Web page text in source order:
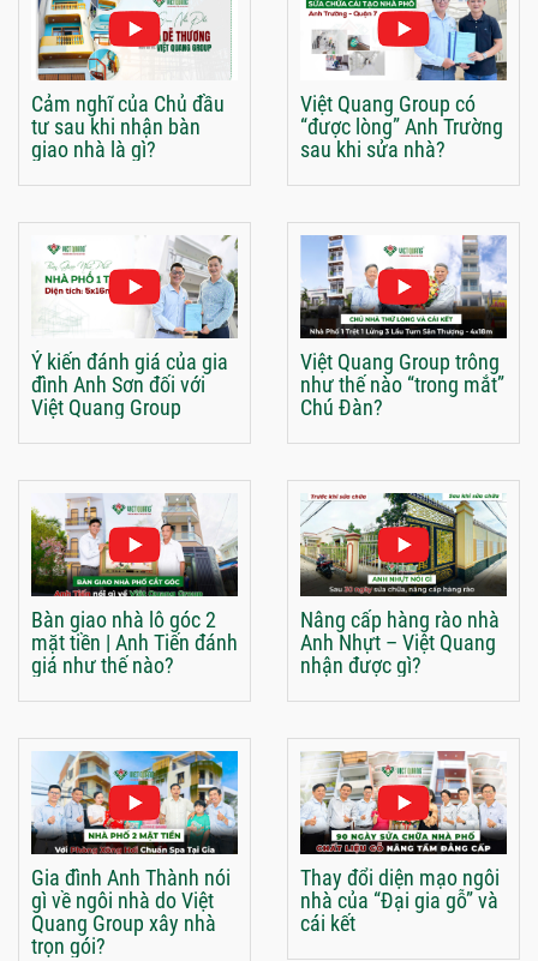
Cảm nghĩ của Chủ đầu
tư sau khi nhận bàn
giao nhà là gì?
Việt Quang Group có
“được lòng” Anh Trường
sau khi sửa nhà?
Ý kiến đánh giá của gia
đình Anh Sơn đối với
Việt Quang Group
Việt Quang Group trông
như thế nào “trong mắt”
Chú Đàn?
Bàn giao nhà lô góc 2
mặt tiền | Anh Tiến đánh
giá như thế nào?
Nâng cấp hàng rào nhà
Anh Nhựt – Việt Quang
nhận được gì?
Gia đình Anh Thành nói
gì về ngôi nhà do Việt
Quang Group xây nhà
trọn gói?
Thay đổi diện mạo ngôi
nhà của “Đại gia gỗ” và
cái kết